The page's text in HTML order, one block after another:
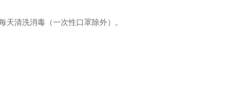
清洗消毒（一次性口罩除外）。